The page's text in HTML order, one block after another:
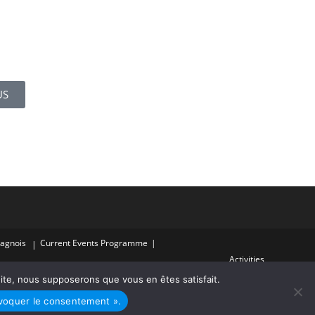
Current Events Programme
Activities
Haut-de-Cagnes festivals
notice
nous supposerons que vous en êtes satisfait.
le consentement ».